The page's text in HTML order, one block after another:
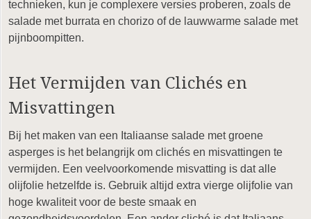
technieken, kun je complexere versies proberen, zoals de
salade met burrata en chorizo of de lauwwarme salade met
pijnboompitten.
Het Vermijden van Clichés en
Misvattingen
Bij het maken van een Italiaanse salade met groene
asperges is het belangrijk om clichés en misvattingen te
vermijden. Een veelvoorkomende misvatting is dat alle
olijfolie hetzelfde is. Gebruik altijd extra vierge olijfolie van
hoge kwaliteit voor de beste smaak en